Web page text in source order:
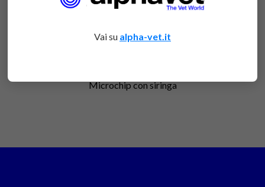
Microchip con siringa
Vai su alpha-vet.it